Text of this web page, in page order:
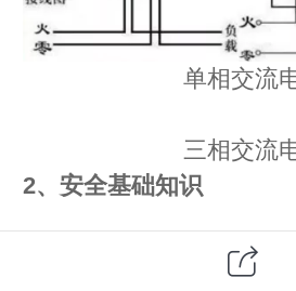
单相交流
三相交流
2、安全基础知识
学习电工知识，了解常用